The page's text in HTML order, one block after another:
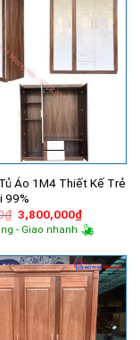
Áo 1M4 Thiết Kế Trẻ
99%
₫ Giá
gốc
là:
3,800,000₫Giá
hiện
tại
- Giao nhanh